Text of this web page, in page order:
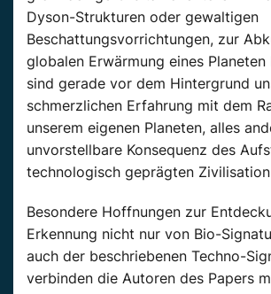
Dyson-Strukturen oder gewaltigen
Beschattungsvorrichtungen, zur
globalen Erwärmung eines Planeten
sind gerade vor dem Hintergrund
schmerzlichen Erfahrung mit dem
unserem eigenen Planeten, alles
unvorstellbare Konsequenz des
technologisch geprägten
Besondere Hoffnungen zur
Erkennung nicht nur von Bio-
auch der beschriebenen Techno-
verbinden die Autoren des Papers